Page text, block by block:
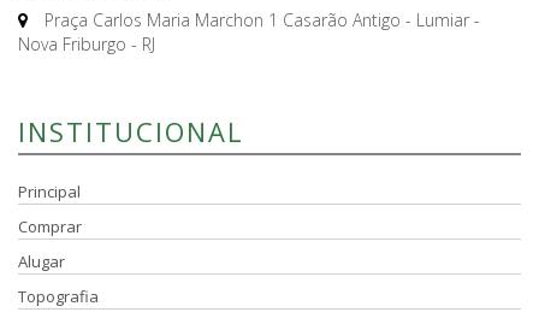
Praça Carlos Maria Marchon 1 Casarão Antigo - Lumiar -
Nova Friburgo - RJ
INSTITUCIONAL
Principal
Comprar
Alugar
Topografia